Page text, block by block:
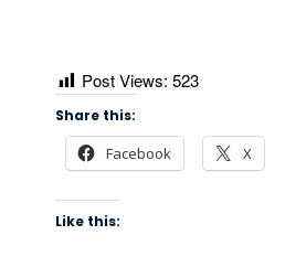
Post Views: 523
Share this:
Facebook X
Like this: